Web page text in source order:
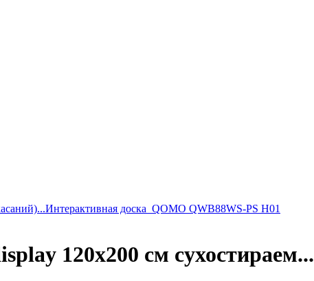
Интерактивная доска_QOMO QWB88WS-PS H01
120х200 см сухостираем...